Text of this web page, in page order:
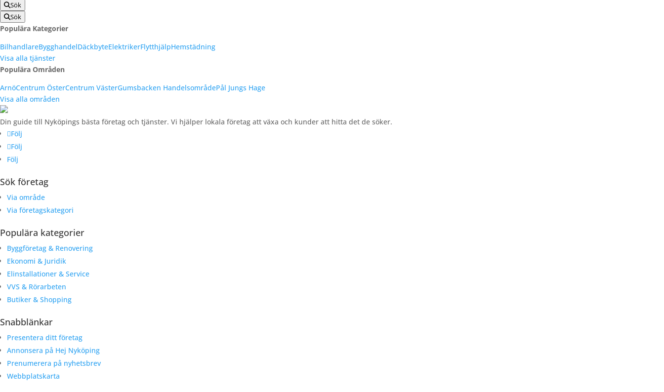
Sök
Sök
Populära Kategorier
BilhandlareBygghandelDäckbyteElektrikerFlytthjälpHemstädning
Visa alla tjänster
Populära Områden
ArnöCentrum ÖsterCentrum VästerGumsbacken HandelsområdePål Jungs Hage
Visa alla områden
Din guide till Nyköpings bästa företag och tjänster. Vi hjälper lokala företag att växa och kunder att hitta det de söker.
Följ
Följ
Följ
Sök företag
Via område
Via företagskategori
Populära kategorier
Byggföretag & Renovering
Ekonomi & Juridik
Elinstallationer & Service
VVS & Rörarbeten
Butiker & Shopping
Snabblänkar
Presentera ditt företag
Annonsera på Hej Nyköping
Prenumerera på nyhetsbrev
Webbplatskarta